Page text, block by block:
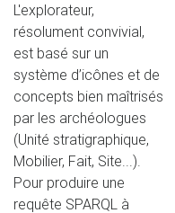
L'explorateur,
résolument convivial,
est basé sur un
système d’icônes et de
concepts bien maîtrisés
par les archéologues
(Unité stratigraphique,
Mobilier, Fait, Site...).
Pour produire une
requête SPARQL à